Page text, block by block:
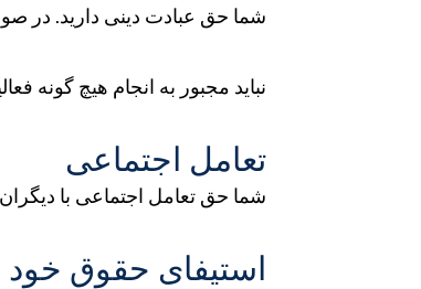
شما حق عبادت دینی دارید. در
نباید مجبور به انجام هیچ گونه
تعامل اجتماعی
شما حق تعامل اجتماعی با
استیفای حقوق خود